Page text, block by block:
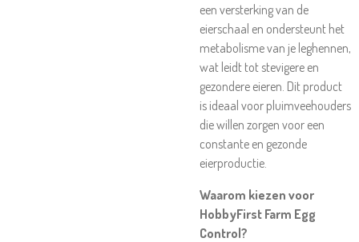
een versterking van de
eierschaal en ondersteunt het
metabolisme van je leghennen,
wat leidt tot stevigere en
gezondere eieren. Dit product
is ideaal voor pluimveehouders
die willen zorgen voor een
constante en gezonde
eierproductie.
Waarom kiezen voor
HobbyFirst Farm Egg
Control?